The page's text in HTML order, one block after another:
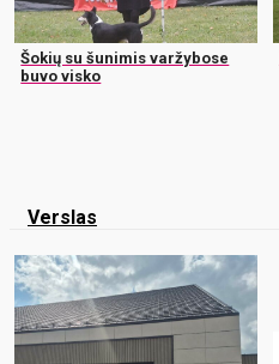
Šokių su šunimis varžybose
buvo visko
Verslas